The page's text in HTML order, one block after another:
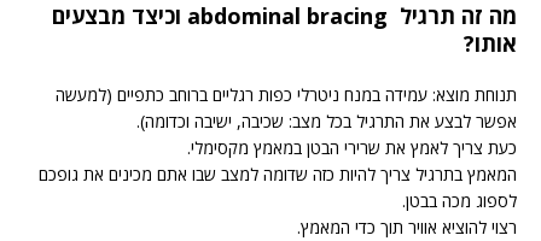
מה זה תרגיל abdominal bracing וכיצד מבצעים
אותו?
תנוחת מוצא: עמידה במנח ניטרלי כפות רגליים ברוחב כתפיים (למעשה
אפשר לבצע את התרגיל בכל מצב: שכיבה, ישיבה וכדומה).
כעת צריך לאמץ את שרירי הבטן במאמץ מקסימלי.
המאמץ בתרגיל צריך להיות כזה שדומה למצב שבו אתם מכינים את גופכם
לספוג מכה בבטן.
רצוי להוציא אוויר תוך כדי המאמץ.